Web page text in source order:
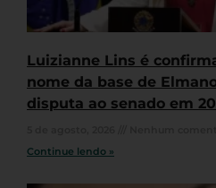
Luizianne Lins é
nome da base de
disputa ao senado em
Continue lendo »